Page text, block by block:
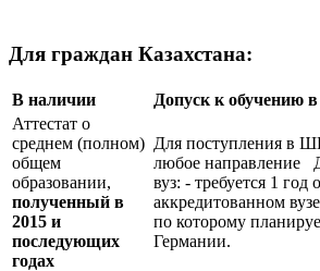
Для граждан Казахстана:
В наличии
Допуск к обучению
Аттестат о
среднем (полном)
общем
образовании,
полученный в
2015 и
последующих
годах
Для поступления в
любое направление
вуз: - требуется 1 год
аккредитованном
по которому
Германии.